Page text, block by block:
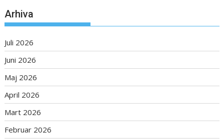
Arhiva
Juli 2026
Juni 2026
Maj 2026
April 2026
Mart 2026
Februar 2026